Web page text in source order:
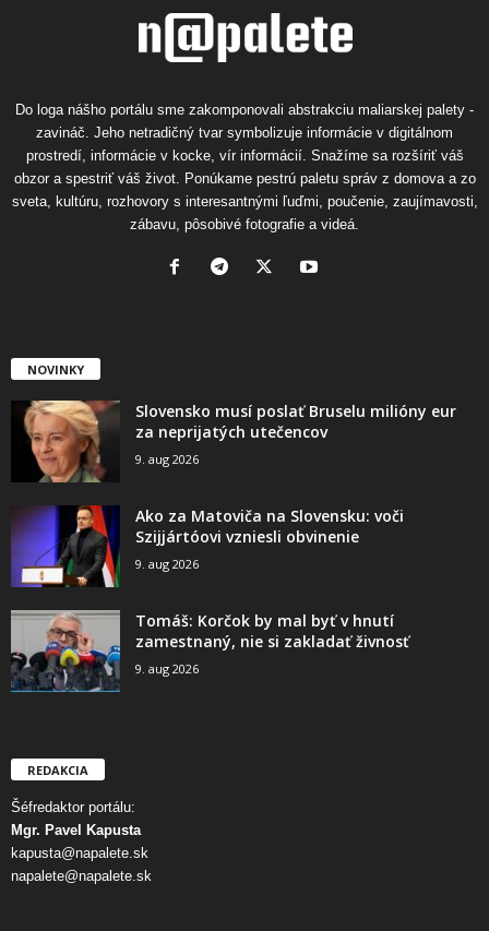
Do loga nášho portálu sme zakomponovali abstrakciu maliarskej palety -
zavináč. Jeho netradičný tvar symbolizuje informácie v digitálnom
prostredí, informácie v kocke, vír informácií. Snažíme sa rozšíriť váš
obzor a spestriť váš život. Ponúkame pestrú paletu správ z domova a zo
sveta, kultúru, rozhovory s interesantnými ľuďmi, poučenie, zaujímavosti,
zábavu, pôsobivé fotografie a videá.
NOVINKY
Slovensko musí poslať Bruselu milióny eur
za neprijatých utečencov
9. aug 2026
Ako za Matoviča na Slovensku: voči
Szijjártóovi vzniesli obvinenie
9. aug 2026
Tomáš: Korčok by mal byť v hnutí
zamestnaný, nie si zakladať živnosť
9. aug 2026
REDAKCIA
Šéfredaktor portálu:
Mgr. Pavel Kapusta
kapusta@napalete.sk
napalete@napalete.sk